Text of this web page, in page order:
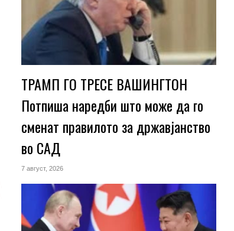
ТРАМП ГО ТРЕСЕ ВАШИНГТОН
Потпиша наредби што може да го
сменат правилото за државјанство
во САД
7 август, 2026